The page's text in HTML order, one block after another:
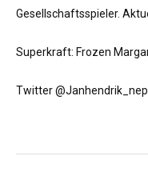
Gesellschaftsspieler.
Superkraft: Frozen
Twitter